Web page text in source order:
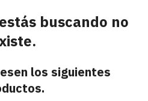
buscando no
los siguientes